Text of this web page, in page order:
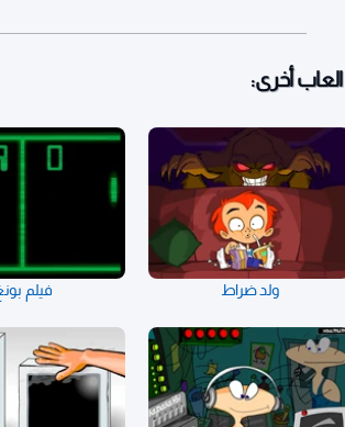
العاب أخرى:
ولد ضراط فيلم